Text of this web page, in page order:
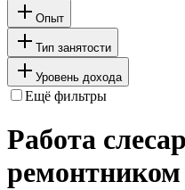
Опыт
Тип занятости
Уровень дохода
Ещё фильтры
Работа
ремонтником